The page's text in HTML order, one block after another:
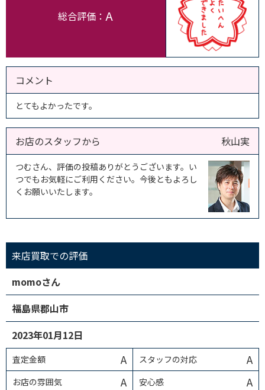
総合評価： A
コメント
とてもよかったです。
お店のスタッフから 秋山実
つむさん、評価の投稿ありがとうございます。い
つでもお気軽にご利用ください。今後ともよろし
くお願いいたします。
来店買取での評価
momoさん
福島県郡山市
2023年01月12日
査定金額 A スタッフの対応 A
お店の雰囲気 A 安心感 A